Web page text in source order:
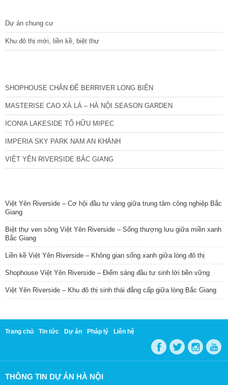
Dự án chung cư
Khu đô thị mới, liền kề, biệt thự
SHOPHOUSE CHÂN ĐẾ BERRIVER LONG BIÊN
MASTERISE CAO XÀ LÁ – HÀ NỘI SEASON GARDEN
ICONIA LAKESIDE TỐ HỮU MIPEC
IMPERIA SKY PARK NAM AN KHÁNH
VIỆT YÊN RIVERSIDE BẮC GIANG
Việt Yên Riverside – Cơ hội đầu tư vàng giữa trung tâm công nghiệp Bắc
Giang
Biệt thự ven sông Việt Yên Riverside – Sống thượng lưu giữa miền xanh
Bắc Giang
Liền kề Việt Yên Riverside – Không gian sống xanh giữa lòng đô thị
Shophouse Việt Yên Riverside – Điểm sáng đầu tư sinh lời bền vững
Việt Yên Riverside – Khu đô thị sinh thái đẳng cấp giữa lòng Bắc Giang
Trang chủ Tin tức Dự án Pháp lý Liên hệ
THÔNG TIN DỰ ÁN HÀ NỘI